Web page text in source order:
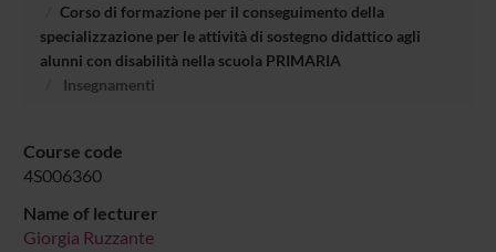
Corso di formazione per il conseguimento della
specializzazione per le attività di sostegno didattico agli
alunni con disabilità nella scuola PRIMARIA
Insegnamenti
Course code
4S006360
Name of lecturer
Giorgia Ruzzante